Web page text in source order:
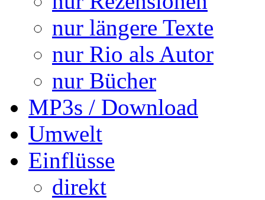
nur längere Texte
nur Rio als Autor
nur Bücher
MP3s / Download
Umwelt
Einflüsse
direkt